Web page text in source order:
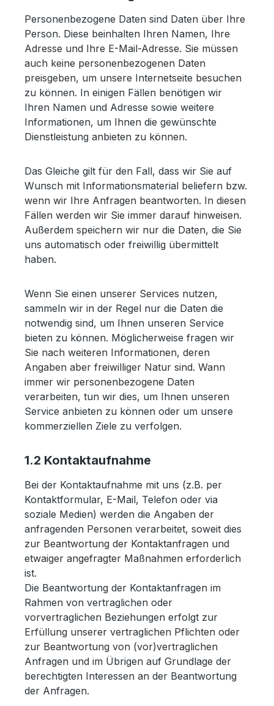
Personenbezogene Daten sind Daten über Ihre
Person. Diese beinhalten Ihren Namen, Ihre
Adresse und Ihre E-Mail-Adresse. Sie müssen
auch keine personenbezogenen Daten
preisgeben, um unsere Internetseite besuchen
zu können. In einigen Fällen benötigen wir
Ihren Namen und Adresse sowie weitere
Informationen, um Ihnen die gewünschte
Dienstleistung anbieten zu können.
Das Gleiche gilt für den Fall, dass wir Sie auf
Wunsch mit Informationsmaterial beliefern bzw.
wenn wir Ihre Anfragen beantworten. In diesen
Fällen werden wir Sie immer darauf hinweisen.
Außerdem speichern wir nur die Daten, die Sie
uns automatisch oder freiwillig übermittelt
haben.
Wenn Sie einen unserer Services nutzen,
sammeln wir in der Regel nur die Daten die
notwendig sind, um Ihnen unseren Service
bieten zu können. Möglicherweise fragen wir
Sie nach weiteren Informationen, deren
Angaben aber freiwilliger Natur sind. Wann
immer wir personenbezogene Daten
verarbeiten, tun wir dies, um Ihnen unseren
Service anbieten zu können oder um unsere
kommerziellen Ziele zu verfolgen.
1.2 Kontaktaufnahme
Bei der Kontaktaufnahme mit uns (z.B. per
Kontaktformular, E-Mail, Telefon oder via
soziale Medien) werden die Angaben der
anfragenden Personen verarbeitet, soweit dies
zur Beantwortung der Kontaktanfragen und
etwaiger angefragter Maßnahmen erforderlich
ist.
Die Beantwortung der Kontaktanfragen im
Rahmen von vertraglichen oder
vorvertraglichen Beziehungen erfolgt zur
Erfüllung unserer vertraglichen Pflichten oder
zur Beantwortung von (vor)vertraglichen
Anfragen und im Übrigen auf Grundlage der
berechtigten Interessen an der Beantwortung
der Anfragen.